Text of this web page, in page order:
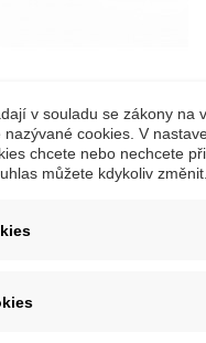
v souladu se zákony na
cookies. V
chcete nebo nechcete
můžete kdykoliv změnit.